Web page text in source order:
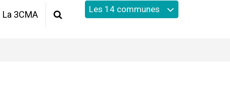
FacebookTwitter
La 3CMA Recherche
Les 14 communes